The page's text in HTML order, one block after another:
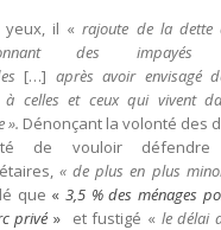
yeux, il «rajoute de la dette
des
[…] après avoir envisagé
à celles et ceux qui vivent
». Dénonçant la volonté des
de vouloir
« de plus en plus
que «3,5 % des ménages
privé» et fustigé « le délai